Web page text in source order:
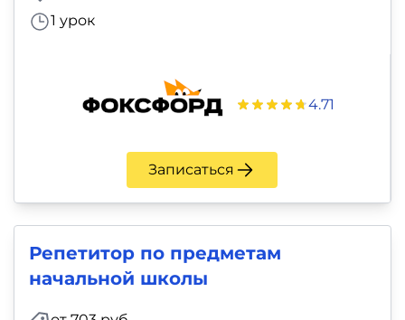
1 урок
4.71
Записаться
Репетитор по предметам
начальной школы